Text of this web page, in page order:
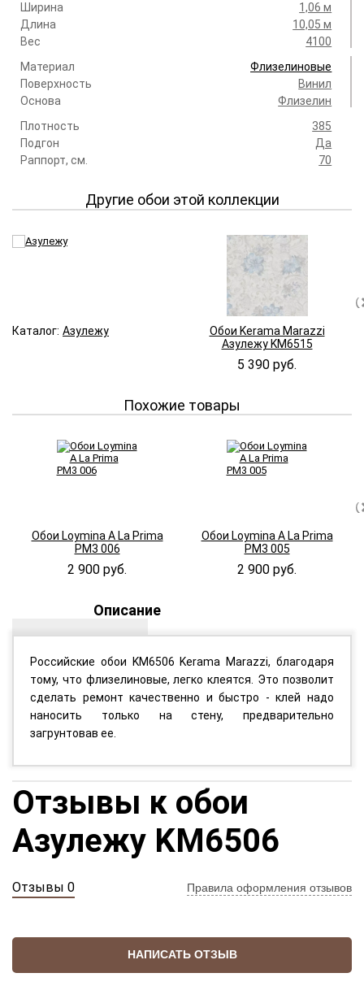
Ширина
1,06 м
Длина
10,05 м
Вес
4100
Материал
Флизелиновые
Поверхность
Винил
Основа
Флизелин
Плотность
385
Подгон
Да
Раппорт, см.
70
Другие обои этой коллекции
Каталог: Азулежу
Обои Kerama Marazzi
Азулежу KM6515
5 390 руб.
Похожие товары
Обои Loymina A La Prima
PM3 006
2 900 руб.
Обои Loymina A La Prima
PM3 005
2 900 руб.
Описание
Российские обои KM6506 Kerama Marazzi, благодаря
тому, что флизелиновые, легко клеятся. Это позволит
сделать ремонт качественно и быстро - клей надо
наносить только на стену, предварительно
загрунтовав ее.
Отзывы к обои
Азулежу KM6506
Отзывы 0 Правила оформления отзывов
НАПИСАТЬ ОТЗЫВ